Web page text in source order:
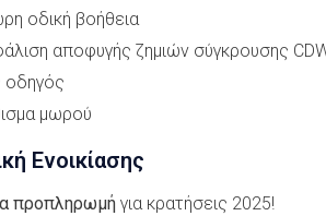
οδική βοήθεια
αποφυγής ζημιών σύγκρουσης
οδηγός
μωρού
Ενοικίασης
προπληρωμή για κρατήσεις 2025!